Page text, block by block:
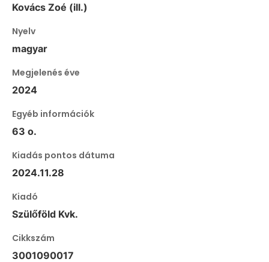
Kovács Zoé (ill.)
Nyelv
magyar
Megjelenés éve
2024
Egyéb információk
63 o.
Kiadás pontos dátuma
2024.11.28
Kiadó
Szülőföld Kvk.
Cikkszám
3001090017